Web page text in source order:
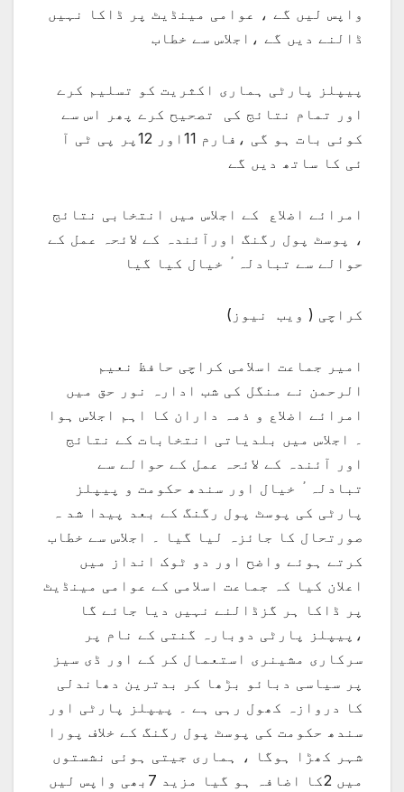
واپس لیں گے ، عوامی مینڈیٹ پر ڈاکا نہیں
ڈالنے دیں گے ،اجلاس سے خطاب
پیپلز پارٹی ہماری اکثریت کو تسلیم کرے
اور تمام نتائج کی تصحیح کرے پھر اس سے
کوئی بات ہو گی ،فارم 11اور 12پر پی ٹی آ
ئی کا ساتھ دیں گے
امرائے اضلاع کے اجلاس میں انتخابی نتائج
، پوسٹ پول رگنگ اورآئندہ کے لائحہ عمل کے
حوالے سے تبادلہ ٔ خیال کیا گیا
کراچی ( ویب نیوز)
امیر جماعت اسلامی کراچی حافظ نعیم
الرحمن نے منگل کی شب ادارہ نور حق میں
امرائے اضلاع و ذمہ داران کا اہم اجلاس ہوا
۔ اجلاس میں بلدیاتی انتخابات کے نتائج
اور آئندہ کے لائحہ عمل کے حوالے سے
تبادلہ ٔ خیال اور سندھ حکومت و پیپلز
پارٹی کی پوسٹ پول رگنگ کے بعد پیدا شد ہ
صورتحال کا جائزہ لیا گیا ۔ اجلاس سے خطاب
کرتے ہوئے واضح اور دو ٹوک انداز میں
اعلان کیا کہ جماعت اسلامی کے عوامی مینڈیٹ
پر ڈاکا ہر گزڈالنے نہیں دیا جائے گا
،پیپلز پارٹی دوبارہ گنتی کے نام پر
سرکاری مشینری استعمال کر کے اور ڈی سیز
پر سیاسی دبائو بڑھا کر بدترین دھاندلی
کا دروازہ کھول رہی ہے ۔ پیپلز پارٹی اور
سندھ حکومت کی پوسٹ پول رگنگ کے خلاف پورا
شہر کھڑا ہوگا ، ہماری جیتی ہوئی نشستوں
میں 2کا اضافہ ہو گیا مزید 7بھی واپس لیں